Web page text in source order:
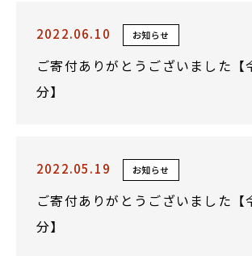
2022.06.10 お知らせ
ご寄付ありがとうございました【
分】
2022.05.19 お知らせ
ご寄付ありがとうございました【
分】